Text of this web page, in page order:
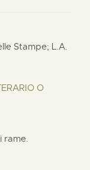
Stampe; L.A.
O
rame.